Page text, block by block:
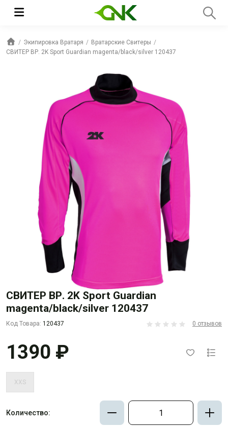
Экипировка Вратаря
Вратарские Свитеры
СВИТЕР ВР. 2K Sport Guardian magenta/black/silver 120437
СВИТЕР ВР. 2K Sport Guardian
magenta/black/silver 120437
Код Товара: 120437 0 отзывов
1390 ₽
XXS
Количество: